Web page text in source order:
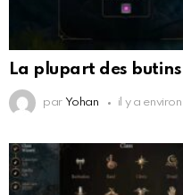
La plupart des
par Yohan il y a